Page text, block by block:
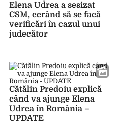
Elena Udrea a sesizat
CSM, cerând să se facă
verificări în cazul unui
judecător
Cătălin Predoiu explică
când va ajunge Elena
Udrea în România –
UPDATE